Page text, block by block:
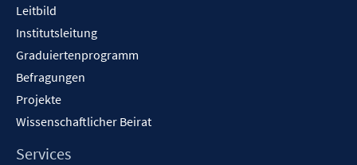
Leitbild
Institutsleitung
Graduiertenprogramm
Befragungen
Projekte
Wissenschaftlicher Beirat
Services